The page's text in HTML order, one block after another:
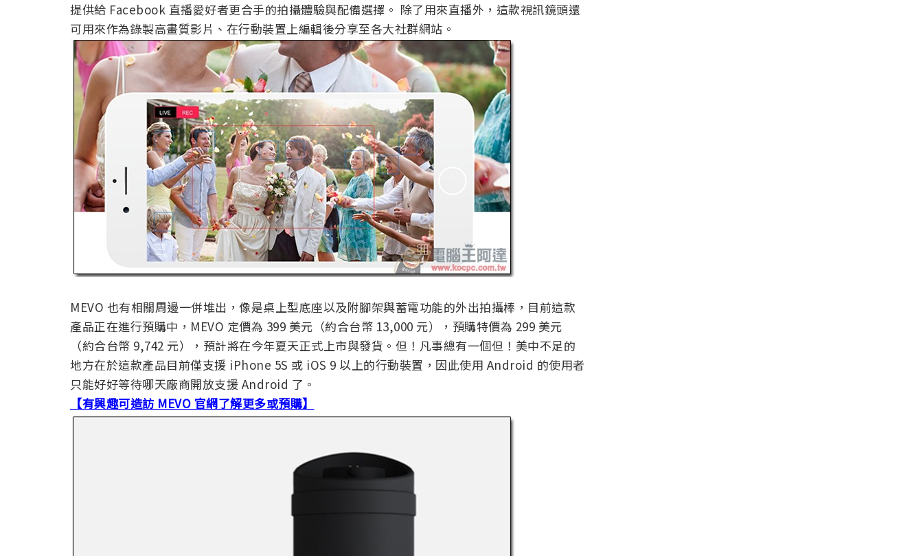
提供給 Facebook 直播愛好者更合手的拍攝體驗與配備選擇。 除了用來直播外，這款視訊鏡頭還
可用來作為錄製高畫質影片、在行動裝置上編輯後分享至各大社群網站。
MEVO 也有相關周邊一併堆出，像是桌上型底座以及附腳架與蓄電功能的外出拍攝棒，目前這款
產品正在進行預購中，MEVO 定價為 399 美元（約合台幣 13,000 元），預購特價為 299 美元
（約合台幣 9,742 元），預計將在今年夏天正式上市與發貨。但！凡事總有一個但！美中不足的
地方在於這款產品目前僅支援 iPhone 5S 或 iOS 9 以上的行動裝置，因此使用 Android 的使用者
只能好好等待哪天廠商開放支援 Android 了。
【有興趣可造訪 MEVO 官網了解更多或預購】